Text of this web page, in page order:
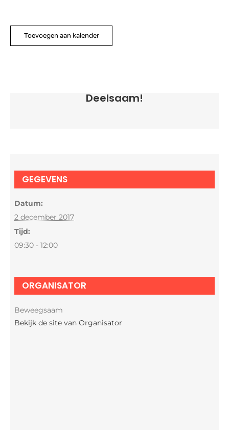
Toevoegen aan kalender
Deelsaam!
GEGEVENS
Datum:
2 december 2017
Tijd:
09:30 - 12:00
ORGANISATOR
Beweegsaam
Bekijk de site van Organisator